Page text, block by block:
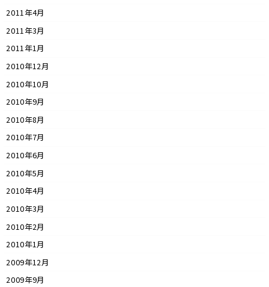
2011年4月
2011年3月
2011年1月
2010年12月
2010年10月
2010年9月
2010年8月
2010年7月
2010年6月
2010年5月
2010年4月
2010年3月
2010年2月
2010年1月
2009年12月
2009年9月